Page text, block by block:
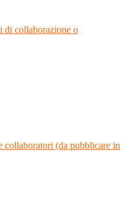
di collaborazione o
collaboratori (da pubblicare in